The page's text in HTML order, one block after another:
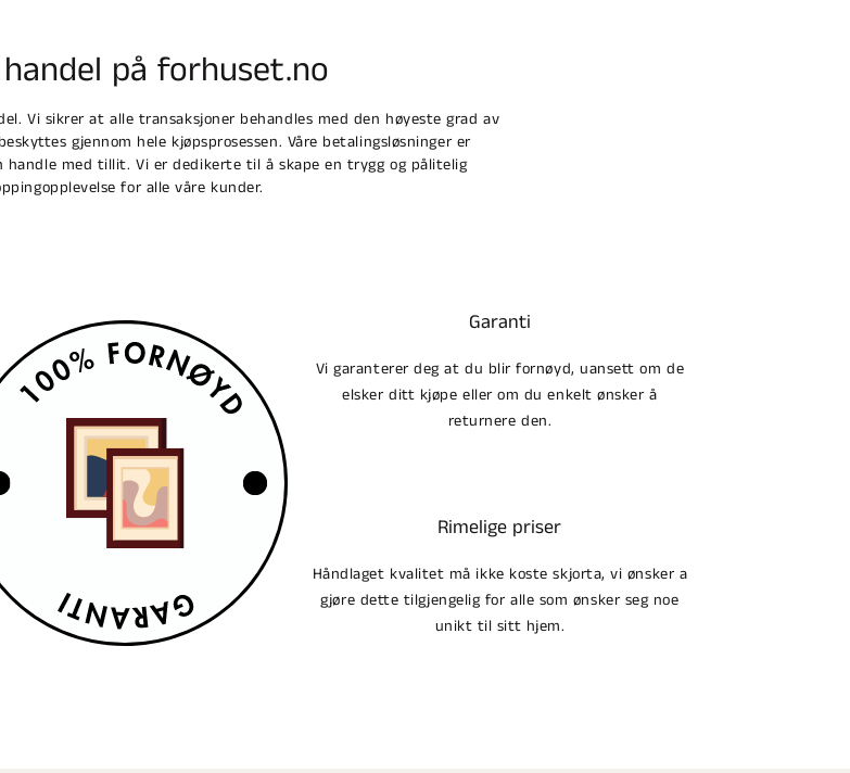
på forhuset.no
Vi sikrer at alle transaksjoner behandles med den høyeste grad av
gjennom hele kjøpsprosessen. Våre betalingsløsninger er
handle med tillit. Vi er dedikerte til å skape en trygg og pålitelig
for alle våre kunder.
Garanti
Vi garanterer deg at du blir fornøyd, uansett om de
elsker ditt kjøpe eller om du enkelt ønsker å
returnere den.
Rimelige priser
Håndlaget kvalitet må ikke koste skjorta, vi ønsker a
gjøre dette tilgjengelig for alle som ønsker seg noe
unikt til sitt hjem.